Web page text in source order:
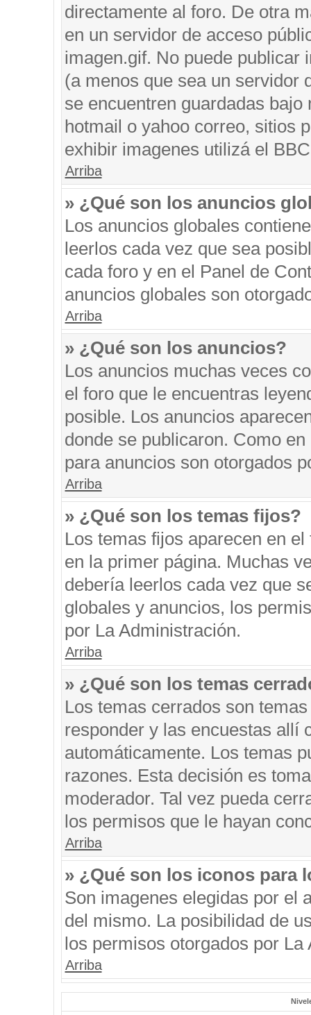
directamente al foro. De otra
en un servidor de acceso
imagen.gif. No puede publicar
(a menos que sea un servidor
se encuentren guardadas
hotmail o yahoo correo, sitios
exhibir imagenes utilizá el
Arriba
» ¿Qué son los anuncios
Los anuncios globales
leerlos cada vez que sea
cada foro y en el Panel de
anuncios globales son
Arriba
» ¿Qué son los anuncios?
Los anuncios muchas veces
el foro que le encuentras
posible. Los anuncios
donde se publicaron. Como
para anuncios son otorgados
Arriba
» ¿Qué son los temas fijos?
Los temas fijos aparecen en
en la primer página. Muchas
debería leerlos cada vez que
globales y anuncios, los
por La Administración.
Arriba
» ¿Qué son los temas
Los temas cerrados son
responder y las encuestas allí
automáticamente. Los temas
razones. Esta decisión es
moderador. Tal vez pueda
los permisos que le hayan
Arriba
» ¿Qué son los iconos para
Son imagenes elegidas por el
del mismo. La posibilidad de
los permisos otorgados por La
Arriba